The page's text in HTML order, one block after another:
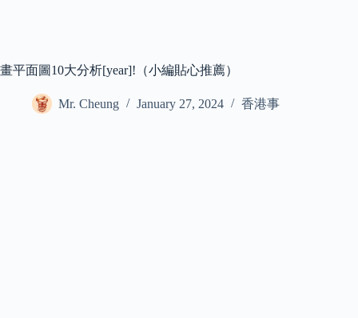
畫平面圖10大分析[year]!（小編貼心推薦）
Mr. Cheung January 27, 2024 香港事